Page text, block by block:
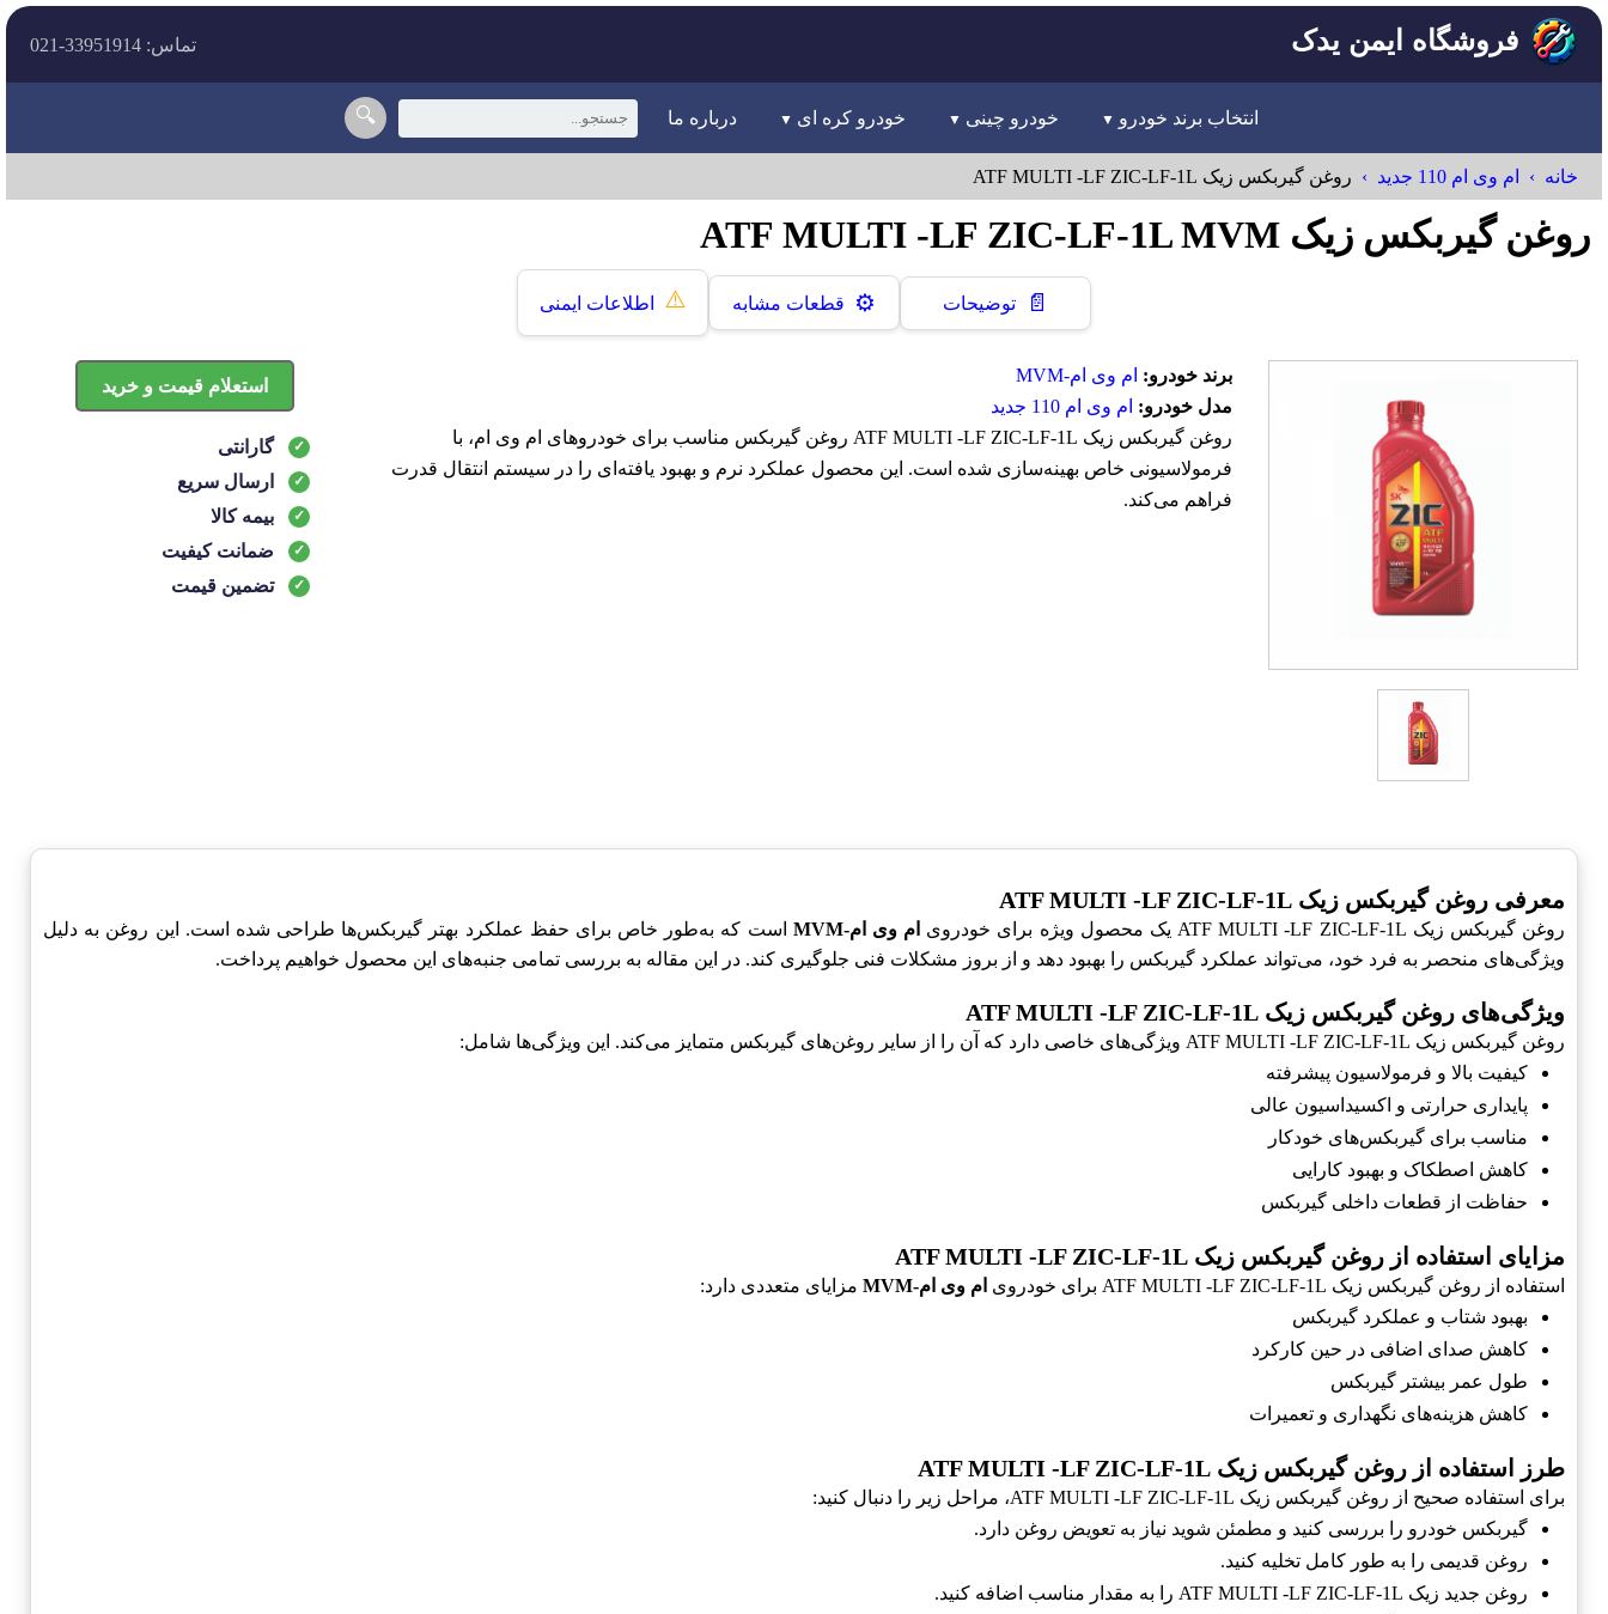
فروشگاه ایمن یدک تماس: 33951914-021
🔍 انتخاب برند خودرو خودرو چینی خودرو کره ای درباره ما
خانه ام وی ام 110 جدید روغن گيربکس زیک ATF MULTI -LF ZIC-LF-1L
روغن گيربکس زیک ATF MULTI -LF ZIC-LF-1L MVM
📄 توضیحات ⚙️ قطعات مشابه ⚠️ اطلاعات ایمنی
برند خودرو: ام وی ام-MVM
مدل خودرو: ام وی ام 110 جدید
روغن گيربکس زیک ATF MULTI -LF ZIC-LF-1L روغن گیربکس مناسب برای خودروهای ام وی ام، با
فرمولاسیونی خاص بهینه‌سازی شده است. این محصول عملکرد نرم و بهبود یافته‌ای را در سیستم انتقال قدرت
فراهم می‌کند.
استعلام قیمت و خرید
گارانتی
ارسال سریع
بیمه کالا
ضمانت کیفیت
تضمین قیمت
معرفی روغن گیربکس زیک ATF MULTI -LF ZIC-LF-1L
روغن گیربکس زیک ATF MULTI -LF ZIC-LF-1L یک محصول ویژه برای خودروی ام وی ام-MVM
است که به‌طور خاص برای حفظ عملکرد بهتر گیربکس‌ها طراحی شده است. این روغن به دلیل
ویژگی‌های منحصر به فرد خود، می‌تواند عملکرد گیربکس را بهبود دهد و از بروز مشکلات فنی جلوگیری کند. در این مقاله به بررسی تمامی جنبه‌های این محصول خواهیم پرداخت.
ویژگی‌های روغن گیربکس زیک ATF MULTI -LF ZIC-LF-1L
روغن گیربکس زیک ATF MULTI -LF ZIC-LF-1L ویژگی‌های خاصی دارد که آن را از سایر روغن‌های گیربکس متمایز می‌کند. این ویژگی‌ها شامل:
کیفیت بالا و فرمولاسیون پیشرفته
پایداری حرارتی و اکسیداسیون عالی
مناسب برای گیربکس‌های خودکار
کاهش اصطکاک و بهبود کارایی
حفاظت از قطعات داخلی گیربکس
مزایای استفاده از روغن گیربکس زیک ATF MULTI -LF ZIC-LF-1L
استفاده از روغن گیربکس زیک ATF MULTI -LF ZIC-LF-1L برای خودروی ام وی ام-MVM
مزایای متعددی دارد:
بهبود شتاب و عملکرد گیربکس
کاهش صدای اضافی در حین کارکرد
طول عمر بیشتر گیربکس
کاهش هزینه‌های نگهداری و تعمیرات
طرز استفاده از روغن گیربکس زیک ATF MULTI -LF ZIC-LF-1L
برای استفاده صحیح از روغن گیربکس زیک ATF MULTI -LF ZIC-LF-1L، مراحل زیر را دنبال کنید:
گیربکس خودرو را بررسی کنید و مطمئن شوید نیاز به تعویض روغن دارد.
روغن قدیمی را به طور کامل تخلیه کنید.
روغن جدید زیک ATF MULTI -LF ZIC-LF-1L را به مقدار مناسب اضافه کنید.